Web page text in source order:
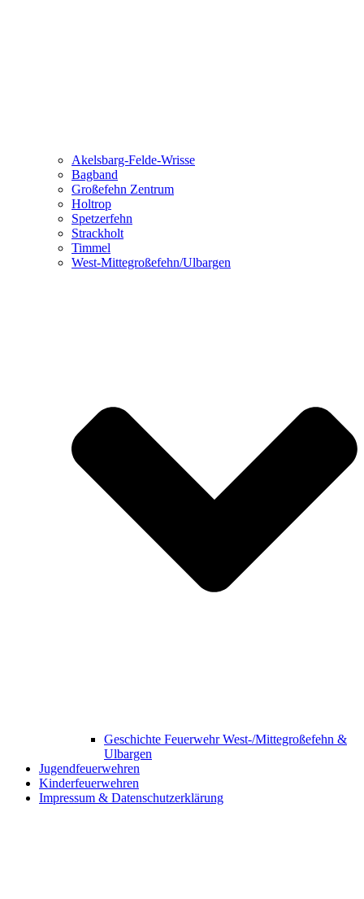
Akelsbarg-Felde-Wrisse
Bagband
Großefehn Zentrum
Holtrop
Spetzerfehn
Strackholt
Timmel
West-Mittegroßefehn/Ulbargen
Geschichte Feuerwehr West-/Mittegroßefehn &
Ulbargen
Jugendfeuerwehren
Kinderfeuerwehren
Impressum & Datenschutzerklärung